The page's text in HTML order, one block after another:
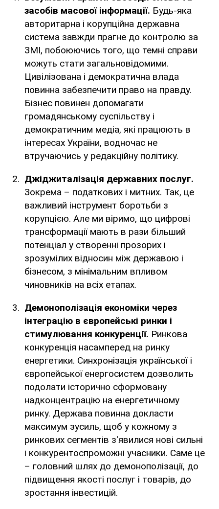
засобів масової інформації. Будь-яка
авторитарна і корупційна державна
система завжди прагне до контролю за
ЗМІ, побоюючись того, що темні справи
можуть стати загальновідомими.
Цивілізована і демократична влада
повинна забезпечити право на правду.
Бізнес повинен допомагати
громадянському суспільству і
демократичним медіа, які працюють в
інтересах України, водночас не
втручаючись у редакційну політику.
Джіджиталізація державних послуг.
Зокрема – податкових і митних. Так, це
важливий інструмент боротьби з
корупцією. Але ми віримо, що цифрові
трансформації мають в рази більший
потенціал у створенні прозорих і
зрозумілих відносин між державою і
бізнесом, з мінімальним впливом
чиновників на всіх етапах.
Демонополізація економіки через
інтеграцію в європейські ринки і
стимулювання конкуренції. Ринкова
конкуренція насамперед на ринку
енергетики. Синхронізація української і
європейської енергосистем дозволить
подолати історично сформовану
надконцентрацію на енергетичному
ринку. Держава повинна докласти
максимум зусиль, щоб у кожному з
ринкових сегментів з'явилися нові сильні
і конкурентоспроможні учасники. Саме це
– головний шлях до демонополізації, до
підвищення якості послуг і товарів, до
зростання інвестицій.